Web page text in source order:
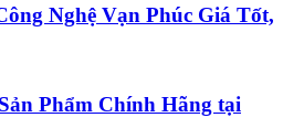
Nghệ Vạn Phúc Giá Tốt,
Phẩm Chính Hãng tại